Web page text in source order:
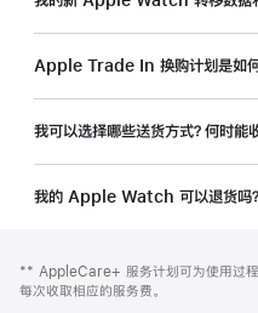
Apple Trade In 换购计划是如何
我可以选择哪些送货方式？何时能
我的 Apple Watch 可以退货吗？
页
脚
注
** AppleCare+ 服务计划可为使用过程
每次收取相应的服务费。